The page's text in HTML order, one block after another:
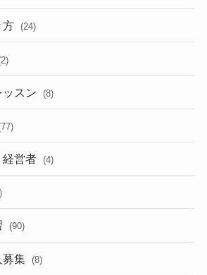
方 (24)
ッスン (8)
経営者 (4)
(90)
募集 (8)